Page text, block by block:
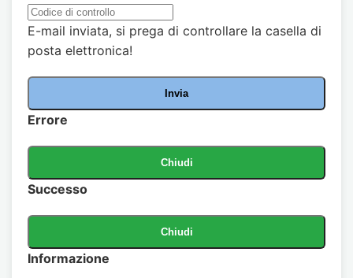
E-mail inviata, si prega di controllare la casella di
posta elettronica!
Errore
Chiudi
Successo
Chiudi
Informazione